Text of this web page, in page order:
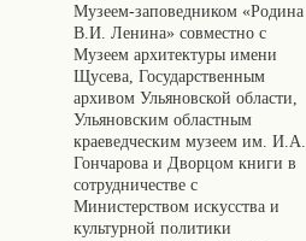
Музеем-заповедником «Родина
В.И. Ленина» совместно с
Музеем архитектуры имени
Щусева, Государственным
архивом Ульяновской области,
Ульяновским областным
краеведческим музеем им. И.А.
Гончарова и Дворцом книги в
сотрудничестве с
Министерством искусства и
культурной политики